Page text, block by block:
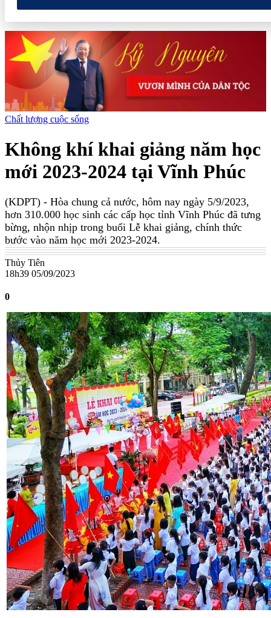
Chất lượng cuộc sống
Không khí khai giảng năm học
mới 2023-2024 tại Vĩnh Phúc
(KDPT) - Hòa chung cả nước, hôm nay ngày 5/9/2023,
hơn 310.000 học sinh các cấp học tỉnh Vĩnh Phúc đã tưng
bừng, nhộn nhịp trong buổi Lễ khai giảng, chính thức
bước vào năm học mới 2023-2024.
Thủy Tiên
18h39 05/09/2023
0